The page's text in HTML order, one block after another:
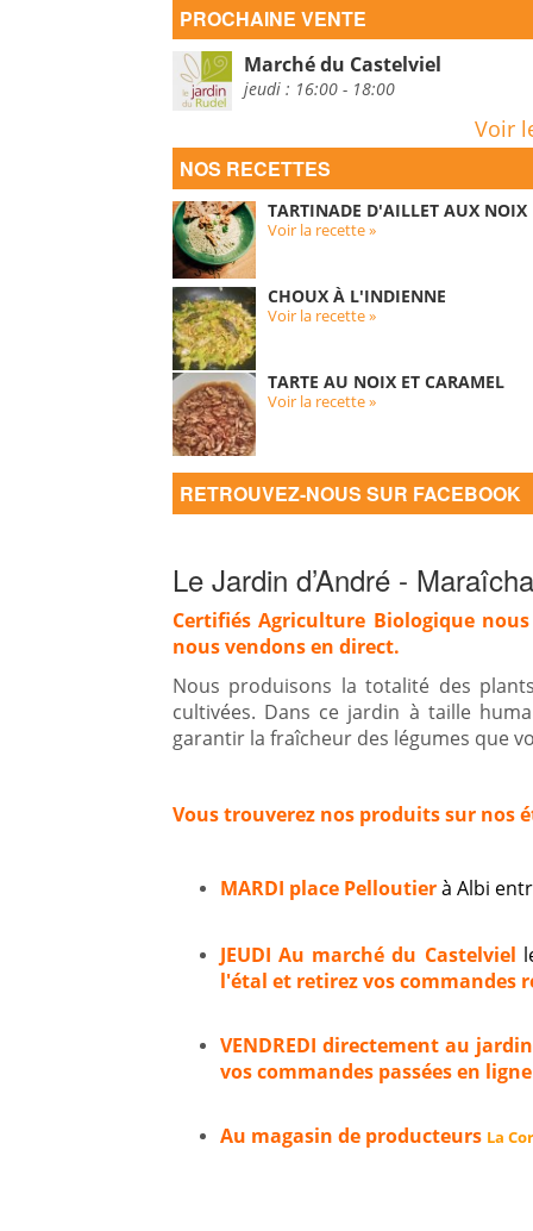
PROCHAINE VENTE
Marché du Castelviel
jeudi : 16:00 - 18:00
Voir
NOS RECETTES
TARTINADE D'AILLET AUX NOIX
Voir la recette »
CHOUX À L'INDIENNE
Voir la recette »
TARTE AU NOIX ET CARAMEL
Voir la recette »
RETROUVEZ-NOUS SUR FACEBOOK
Le Jardin d’André -
Certifiés Agriculture Biologique
nous vendons en direct.
Nous produisons la totalité des
cultivées. Dans ce jardin à taille
garantir la fraîcheur des légumes que
Vous trouverez nos produits sur nos
MARDI place Pelloutierà Albi
JEUDI Au marché du Castelviel
l'étal et retirez vos commandes
VENDREDI directement au
vos commandes passées en ligne
Au magasin de producteurs La